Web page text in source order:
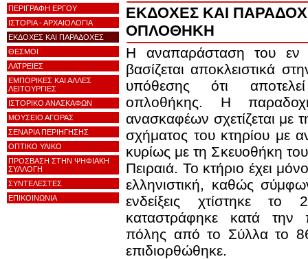
ΠΕΡΙΓΡΑΦΗ ΕΡΓΟΥ
ΙΣΤΟΡΙΑ - ΑΡΧΑΙΟΛΟΓΙΑ
ΕΚΔΟΧΕΣ ΚΑΙ ΠΑΡΑΔΟΧΕΣ
ΘΕΣΜΟΙ
ΛΑΤΡΕΙΕΣ
ΕΜΠΟΡΙΚΕΣ ΚΑΙ ΑΛΛΕΣ
ΛΕΙΤΟΥΡΓΙΕΣ
ΙΣΤΟΡΙΚΟ ΑΝΑΣΚΑΦΩΝ
ΜΟΥΣΕΙΟ ΑΓΟΡΑΣ
ΣΕΝΑΡΙΑ ΠΕΡΙΗΓΗΣΗΣ
ΟΠΤΙΚΟ ΥΛΙΚΟ
ΠΡΟΣΒΑΣΗ ΣΤΗΝ ΨΗΦΙΑΚΗ
ΣΥΛΛΟΓΗ
ΣΥΝΤΕΛΕΣΤΕΣ
ΕΠΙΚΟΙΝΩΝΙΑ
ΕΚΔΟΧΕΣ ΚΑΙ
ΟΠΛΟΘΗΚΗ
Η αναπαράσταση του εν
βασίζεται αποκλειστικά
υπόθεσης ότι
οπλοθήκης. Η
ανασκαφέων σχετίζεται με
σχήματος του κτηρίου με
κυρίως με τη Σκευοθήκη
Πειραιά. Το κτήριο έχει
ελληνιστική, καθώς
ενδείξεις χτίστηκε
καταστράφηκε κατά την
πόλης από το Σύλλα το
επιδιορθώθηκε.